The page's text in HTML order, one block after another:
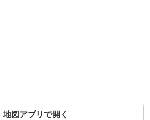
地図アプリで開く